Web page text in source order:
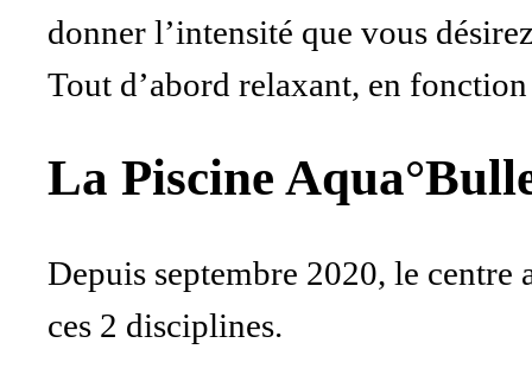
donner l’intensité que vous
Tout d’abord relaxant, en
La Piscine
Depuis septembre 2020, le centre
ces 2 disciplines.